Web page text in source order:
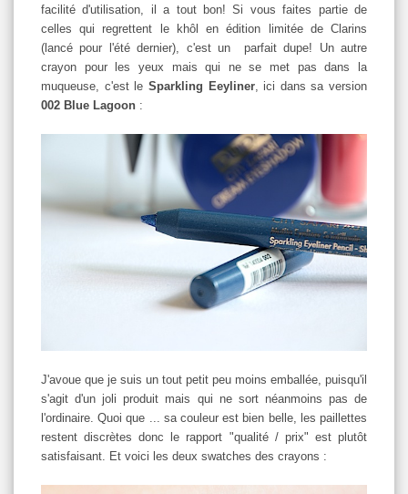
facilité d'utilisation, il a tout bon! Si vous faites partie de
celles qui regrettent le khôl en édition limitée de Clarins
(lancé pour l'été dernier), c'est un parfait dupe! Un autre
crayon pour les yeux mais qui ne se met pas dans la
muqueuse, c'est le Sparkling Eeyliner, ici dans sa version
002 Blue Lagoon :
J'avoue que je suis un tout petit peu moins emballée, puisqu'il
s'agit d'un joli produit mais qui ne sort néanmoins pas de
l'ordinaire. Quoi que ... sa couleur est bien belle, les paillettes
restent discrètes donc le rapport "qualité / prix" est plutôt
satisfaisant. Et voici les deux swatches des crayons :